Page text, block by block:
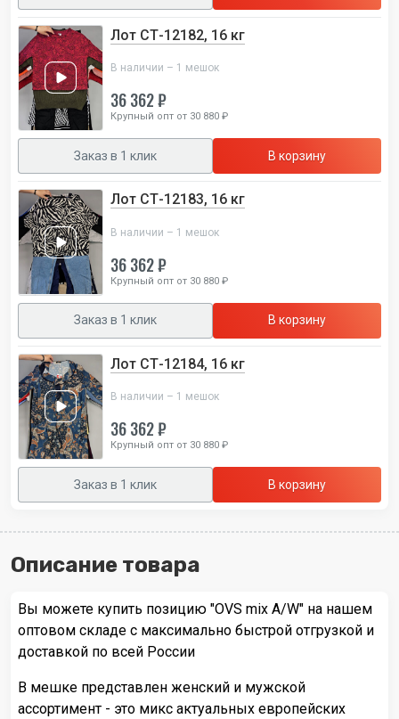
Лот СТ-12182, 16 кг
В наличии – 1 мешок
36 362 ₽
Крупный опт от 30 880 ₽
Заказ в 1 клик В корзину
Лот СТ-12183, 16 кг
В наличии – 1 мешок
36 362 ₽
Крупный опт от 30 880 ₽
Заказ в 1 клик В корзину
Лот СТ-12184, 16 кг
В наличии – 1 мешок
36 362 ₽
Крупный опт от 30 880 ₽
Заказ в 1 клик В корзину
Описание товара
Вы можете купить позицию "OVS mix A/W" на нашем
оптовом складе с максимально быстрой отгрузкой и
доставкой по всей России
В мешке представлен женский и мужской
ассортимент - это микс актуальных европейских